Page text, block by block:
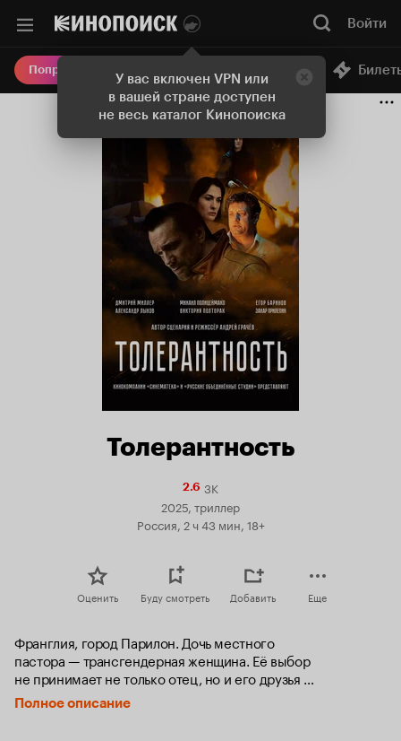
У вас включен VPN или
в вашей стране доступен
не весь каталог Кинопоиска
Войти
Попробовать Плюс Онлайн-кинотеатр
Толерантность
2.6Рейтинг
2.6
3K
2025, триллер
Россия, 2 ч 43 мин, 18+
Оценить Буду смотреть Добавить Еще
Франглия, город Парилон. Дочь местного
пастора — трансгендерная женщина. Её выбор
не принимает не только отец, но и его друзья
детства — винодел и шеф полиции. Церковные власти
запрещают пастора в служении, и он выгоняет дочь
Полное описание